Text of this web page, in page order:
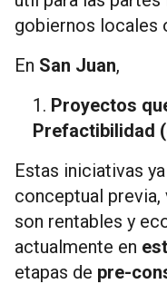
gobiernos locales
En San Juan,
Proyectos
Prefactibilidad
Estas iniciativas
conceptual
son rentables y
actualmente en
etapas de pre-